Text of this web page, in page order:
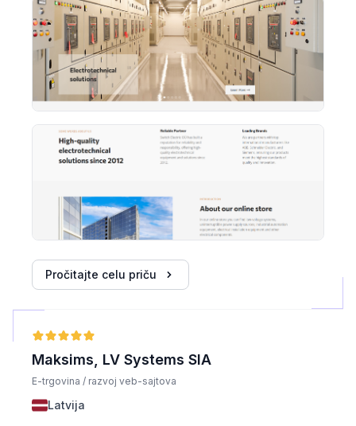
Pročitajte celu priču
Maksims, LV Systems SIA
E-trgovina / razvoj veb-sajtova
Latvija